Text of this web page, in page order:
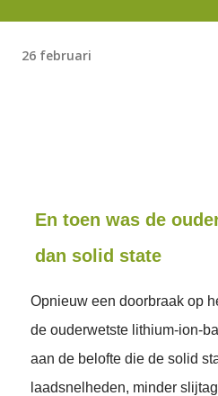
26 februari
En toen was de
dan solid state
Opnieuw een doorbraak op
de ouderwetste lithium-ion-
aan de belofte die de solid
laadsnelheden, minder